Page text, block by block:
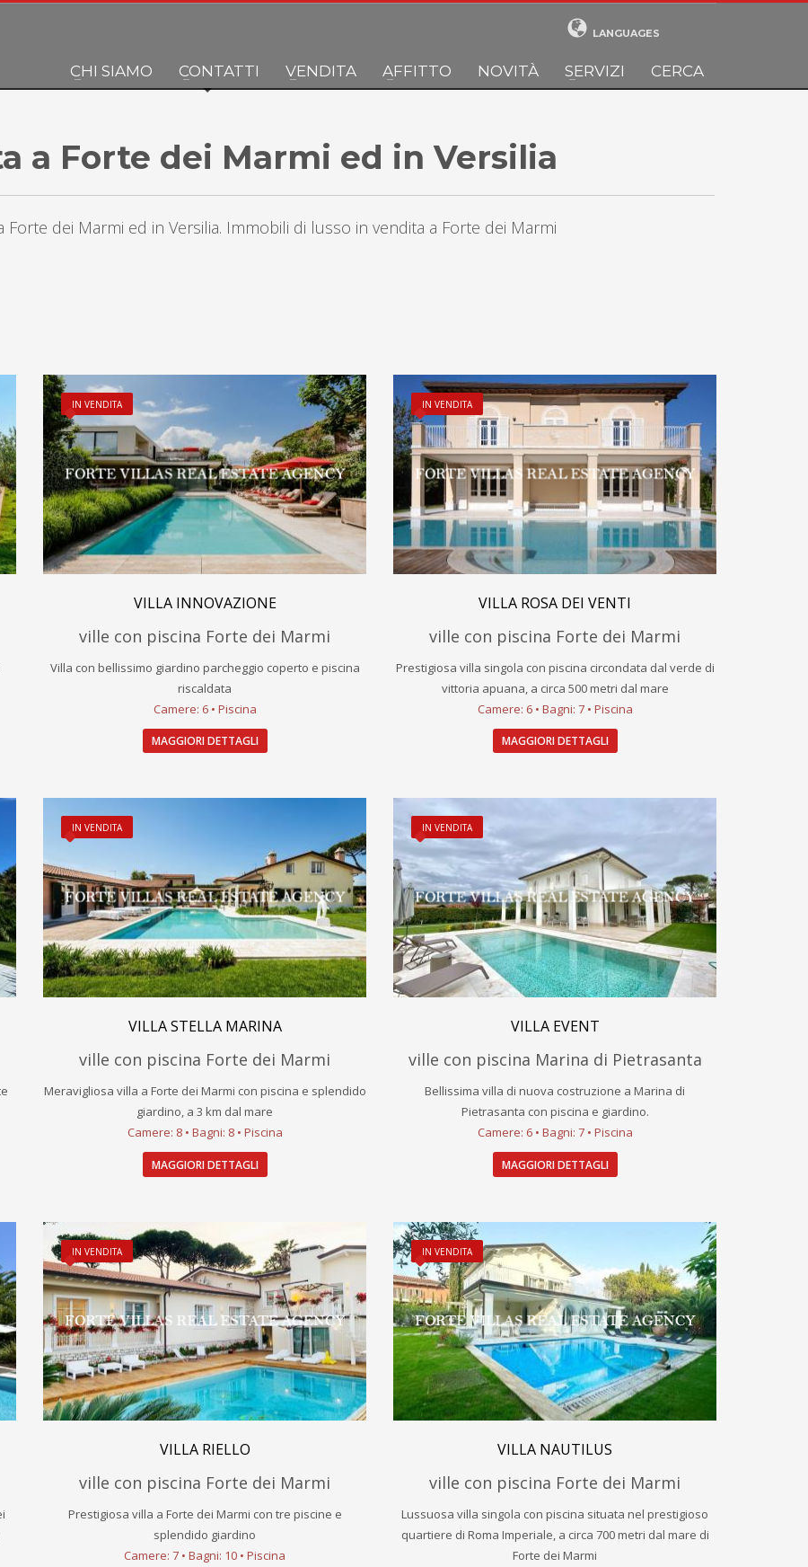
LANGUAGES
CHI SIAMO CONTATTI VENDITA AFFITTO NOVITÀ SERVIZI CERCA
a Forte dei Marmi ed in Versilia
dei Marmi ed in Versilia. Immobili di lusso in vendita a Forte dei Marmi
IN VENDITA
VILLA INNOVAZIONE
ville con piscina Forte dei Marmi
Villa con bellissimo giardino parcheggio coperto e piscina
riscaldata
Camere: 6 • Piscina
MAGGIORI DETTAGLI
IN VENDITA
VILLA ROSA DEI VENTI
ville con piscina Forte dei Marmi
Prestigiosa villa singola con piscina circondata dal verde di
vittoria apuana, a circa 500 metri dal mare
Camere: 6 • Bagni: 7 • Piscina
MAGGIORI DETTAGLI
IN VENDITA
VILLA STELLA MARINA
ville con piscina Forte dei Marmi
Meravigliosa villa a Forte dei Marmi con piscina e splendido
giardino, a 3 km dal mare
Camere: 8 • Bagni: 8 • Piscina
MAGGIORI DETTAGLI
IN VENDITA
VILLA EVENT
ville con piscina Marina di Pietrasanta
Bellissima villa di nuova costruzione a Marina di
Pietrasanta con piscina e giardino.
Camere: 6 • Bagni: 7 • Piscina
MAGGIORI DETTAGLI
IN VENDITA
VILLA RIELLO
ville con piscina Forte dei Marmi
Prestigiosa villa a Forte dei Marmi con tre piscine e
splendido giardino
Camere: 7 • Bagni: 10 • Piscina
IN VENDITA
VILLA NAUTILUS
ville con piscina Forte dei Marmi
Lussuosa villa singola con piscina situata nel prestigioso
quartiere di Roma Imperiale, a circa 700 metri dal mare di
Forte dei Marmi